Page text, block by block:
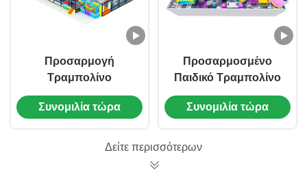
Προσαρμογή
Τραμπολίνο
Εσωτερικού Χώρου
Παιδική Χαρά Πάρκο
Ψυχαγωγία
Συνομιλία τώρα
Προσαρμοσμένο
Παιδικό Τραμπολίνο
Εσωτερικού Χώρου
Πάρκο Ψυχαγωγίας
Παιχνιδιού
Συνομιλία τώρα
Δείτε περισσότερων